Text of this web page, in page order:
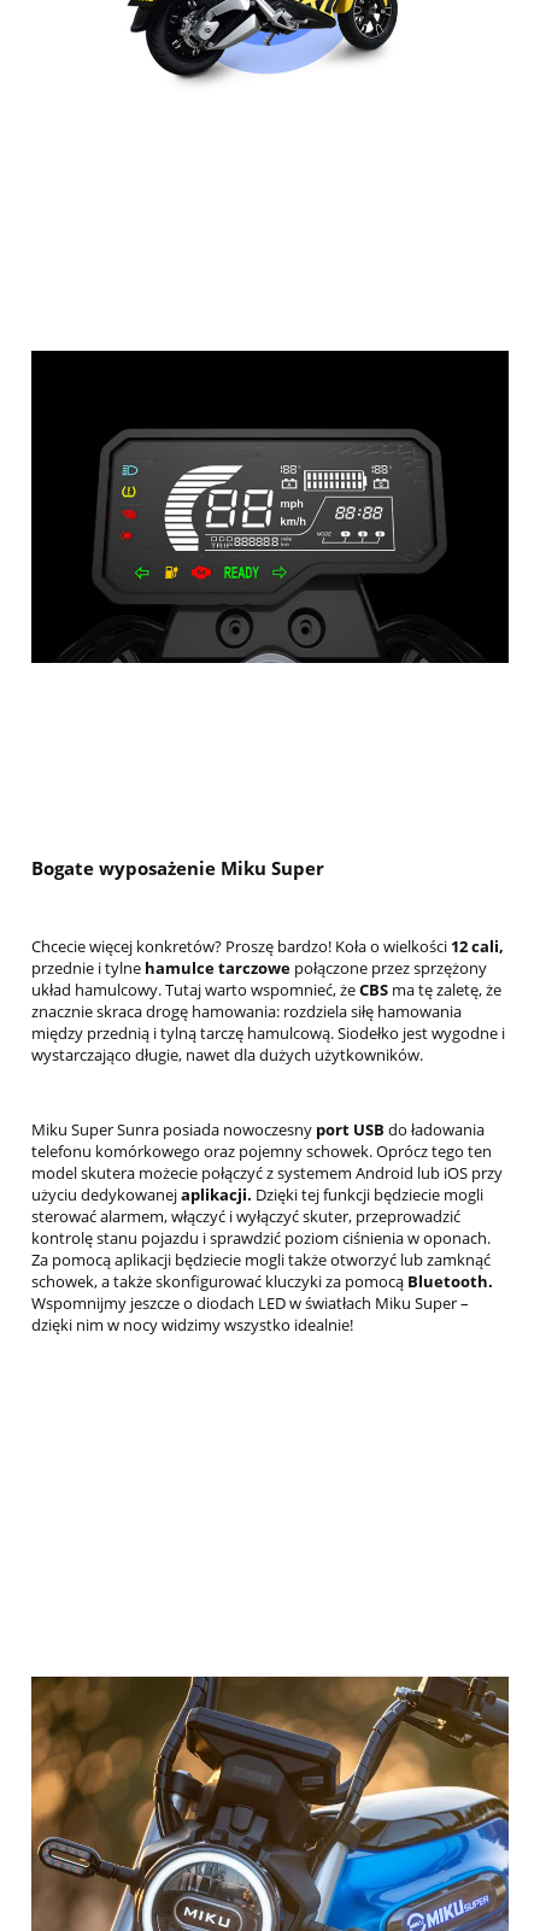
Bogate wyposażenie Miku Super
Chcecie więcej konkretów? Proszę bardzo! Koła o wielkości 12 cali,
przednie i tylne hamulce tarczowe połączone przez sprzężony
układ hamulcowy. Tutaj warto wspomnieć, żeCBS ma tę zaletę, że
znacznie skraca drogę hamowania: rozdziela siłę hamowania
między przednią i tylną tarczę hamulcową. Siodełko jest wygodne i
wystarczająco długie, nawet dla dużych użytkowników.
Miku Super Sunra posiada nowoczesny port USB do ładowania
telefonu komórkowego oraz pojemny schowek. Oprócz tego ten
model skutera możecie połączyć z systemem Android lub iOS przy
użyciu dedykowanejaplikacji. Dzięki tej funkcji będziecie mogli
sterować alarmem, włączyć i wyłączyć skuter, przeprowadzić
kontrolę stanu pojazdu i sprawdzić poziom ciśnienia w oponach.
Za pomocą aplikacji będziecie mogli także otworzyć lub zamknąć
schowek, a także skonfigurować kluczyki za pomocą Bluetooth.
Wspomnijmy jeszcze o diodach LED w światłach Miku Super –
dzięki nim w nocy widzimy wszystko idealnie!